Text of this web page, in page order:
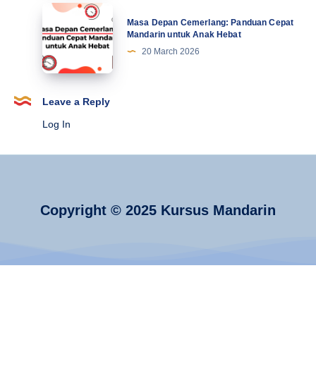
Rahasia
dari
Jejak
Sejarahnya
Masa
Depan
Cemerlang:
Panduan
Cepat
Mandarin
Masa Depan Cemerlang: Panduan Cepat
Mandarin untuk Anak Hebat
20 March 2026
Leave a Reply
Log In
Copyright © 2025 Kursus Mandarin